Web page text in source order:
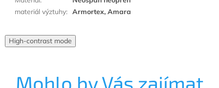
materiál výztuhy: Armortex, Amara
High-contrast mode
Mohlo by Vás zajímat